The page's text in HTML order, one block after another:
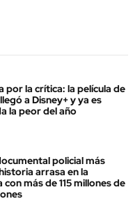
por la crítica: la película de
a Disney+ y ya es
la peor del año
policial más
arrasa en la
más de 115 millones de